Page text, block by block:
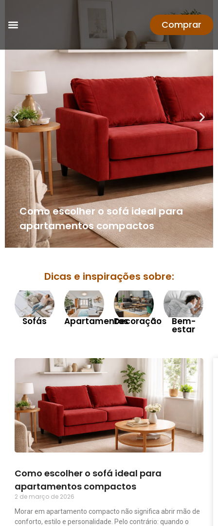
Comprar
Como escolher o sofá ideal para
apartamentos compactos
Dicas e inspirações sobre:
Sofás ApartamentosDecoração Bem-
estar
Como escolher o sofá ideal para
apartamentos compactos
2 de março de 2026
Morar em apartamento compacto não significa abrir mão de
conforto, estilo e personalidade. Pelo contrário: quando o